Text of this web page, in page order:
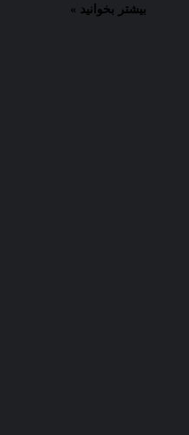
بیشتر بخوانید »